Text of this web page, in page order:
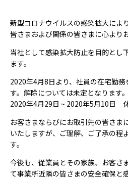
新型コロナウイルスの感染拡大によ
皆さまおよび関係の皆さまに心より
当社として感染拡大防止を目的とし
ます。
2020年4月8日より、社員の在宅勤
す。解除については未定となります。
2020年4月29日 ~ 2020年5月10日
お客さまならびにお取引先の皆さま
いたしますが、ご理解、ご了承の程
す。
今後も、従業員とその家族、お客さ
て事業所近隣の皆さまの安全確保と